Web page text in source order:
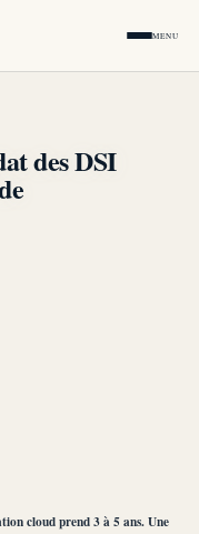
MENU
des DSI
cloud prend 3 à 5 ans. Une